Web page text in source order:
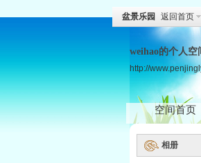
盆景乐园 返回首页
weihao的个人空
http://
空间首页
相册